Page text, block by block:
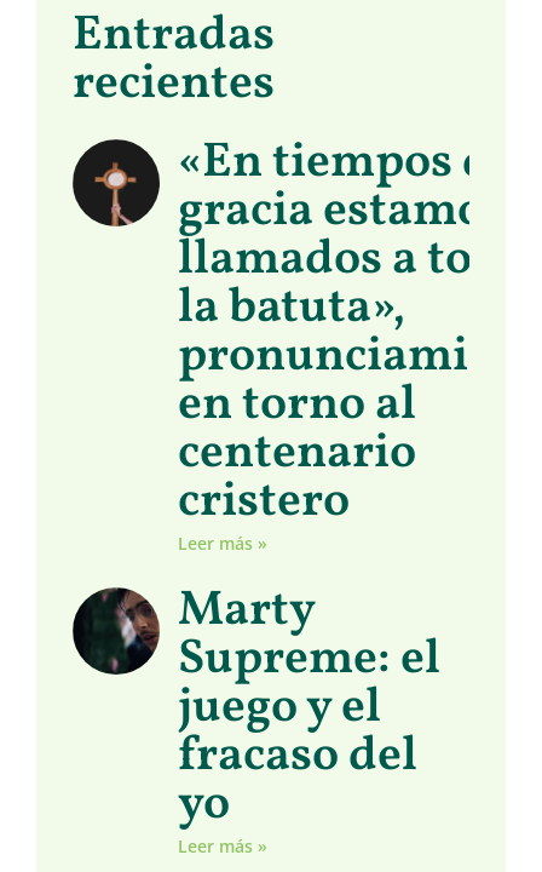
Entradas
recientes
«En tiempos de
gracia estamos
llamados a
la batuta»,
en torno al
centenario
cristero
Leer más »
Marty
Supreme: el
juego y el
fracaso del
yo
Leer más »